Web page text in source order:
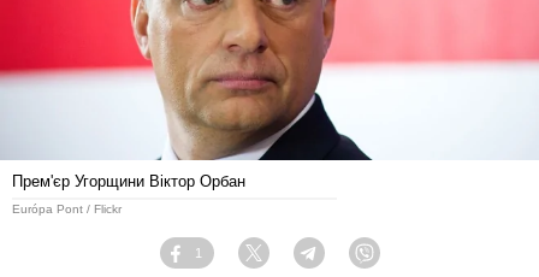
Прем'єр Угорщини Віктор Орбан
Európa Pont / Flickr
Facebook
1
Twitter TelegramViber